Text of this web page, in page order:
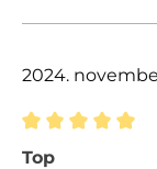
2024.
Értékelés 5
Top